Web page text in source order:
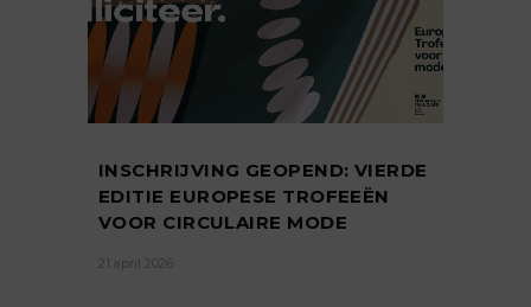
INSCHRIJVING GEOPEND: VIERDE
EDITIE EUROPESE TROFEEËN
VOOR CIRCULAIRE MODE
21 april 2026